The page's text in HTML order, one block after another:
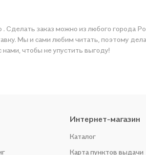
сами любим читать, поэтому делаем всё,
чтобы не упустить выгоду!
Интернет-магазин
Каталог
Карта пунктов выдачи